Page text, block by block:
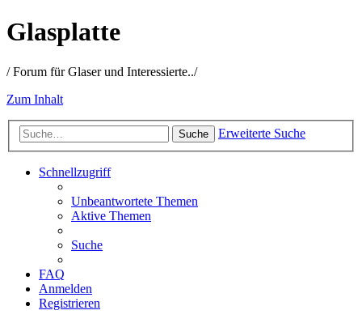
Glasplatte
/ Forum für Glaser und Interessierte../
Zum Inhalt
Suche Erweiterte Suche
Schnellzugriff
Unbeantwortete Themen
Aktive Themen
Suche
FAQ
Anmelden
Registrieren